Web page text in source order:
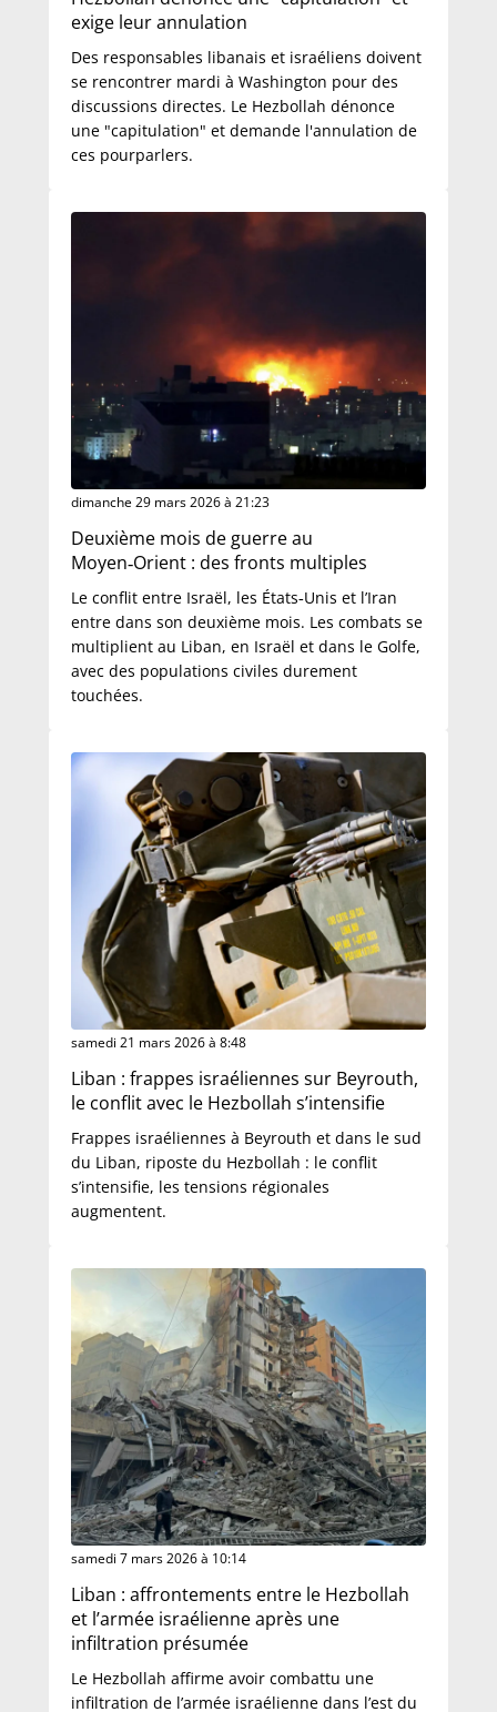
exige leur annulation
Des responsables libanais et israéliens doivent
se rencontrer mardi à Washington pour des
discussions directes. Le Hezbollah dénonce
une "capitulation" et demande l'annulation de
ces pourparlers.
dimanche 29 mars 2026 à 21:23
Deuxième mois de guerre au
Moyen‑Orient : des fronts multiples
Le conflit entre Israël, les États‑Unis et l’Iran
entre dans son deuxième mois. Les combats se
multiplient au Liban, en Israël et dans le Golfe,
avec des populations civiles durement
touchées.
samedi 21 mars 2026 à 8:48
Liban : frappes israéliennes sur Beyrouth,
le conflit avec le Hezbollah s’intensifie
Frappes israéliennes à Beyrouth et dans le sud
du Liban, riposte du Hezbollah : le conflit
s’intensifie, les tensions régionales
augmentent.
samedi 7 mars 2026 à 10:14
Liban : affrontements entre le Hezbollah
et l’armée israélienne après une
infiltration présumée
Le Hezbollah affirme avoir combattu une
infiltration de l’armée israélienne dans l’est du